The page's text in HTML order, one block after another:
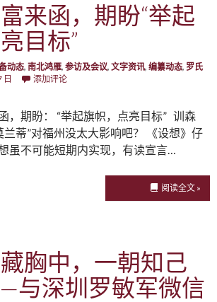
来函，期盼“举起
目标”
动态, 南北鸿雁, 参访及会议, 文字资讯, 编纂动态, 罗氏
日 添加评论
，期盼： “举起旗帜，点亮目标” 训森
兰蒂”对福州没太大影响吧？ 《设想》仔
虽不可能短期内实现，有读宣言…
阅读全文 »
胸中，一朝知己
与深圳罗敏军微信